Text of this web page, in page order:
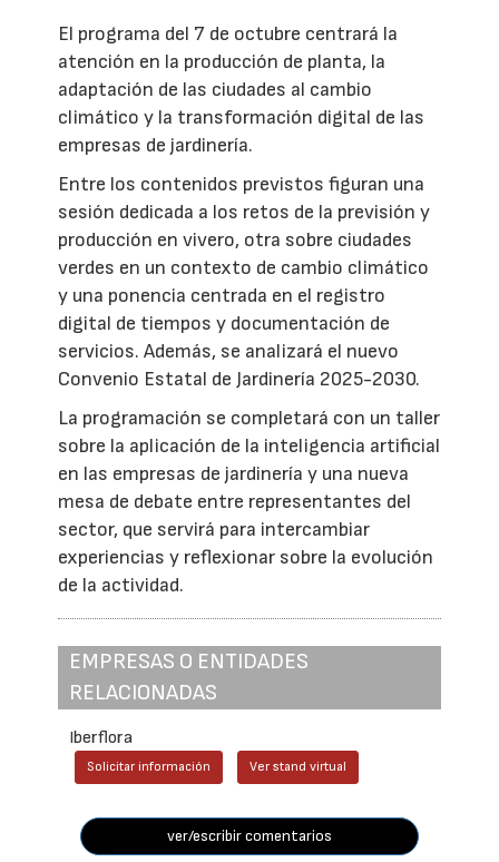
El programa del 7 de octubre centrará la
atención en la producción de planta, la
adaptación de las ciudades al cambio
climático y la transformación digital de las
empresas de jardinería.
Entre los contenidos previstos figuran una
sesión dedicada a los retos de la previsión y
producción en vivero, otra sobre ciudades
verdes en un contexto de cambio climático
y una ponencia centrada en el registro
digital de tiempos y documentación de
servicios. Además, se analizará el nuevo
Convenio Estatal de Jardinería 2025-2030.
La programación se completará con un taller
sobre la aplicación de la inteligencia artificial
en las empresas de jardinería y una nueva
mesa de debate entre representantes del
sector, que servirá para intercambiar
experiencias y reflexionar sobre la evolución
de la actividad.
EMPRESAS O ENTIDADES
RELACIONADAS
Iberflora
Solicitar información Ver stand virtual
ver/escribir comentarios